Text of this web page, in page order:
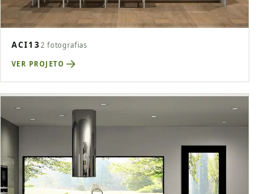
ACI13 2 fotografias
VER PROJETO